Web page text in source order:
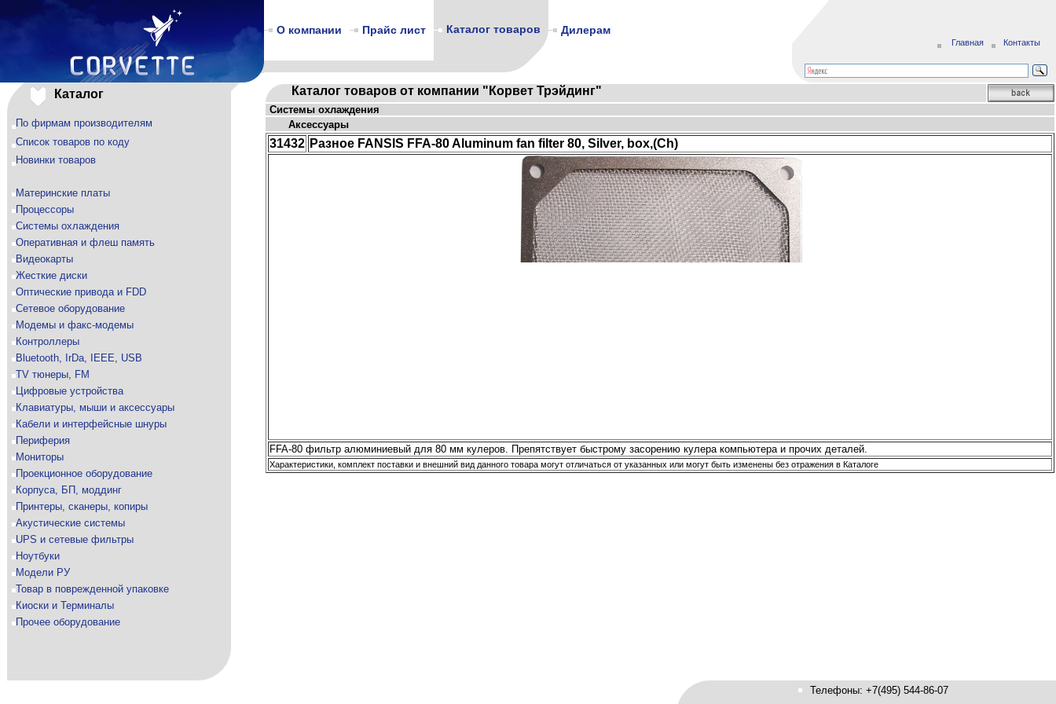
О компании Прайс лист Каталог товаров Дилерам
Главная Контакты
Каталог
По фирмам производителям
Список товаров по коду
Новинки товаров
Материнские платы
Процессоры
Системы охлаждения
Оперативная и флеш память
Видеокарты
Жесткие диски
Оптические привода и FDD
Сетевое оборудование
Модемы и факс-модемы
Контроллеры
Bluetooth, IrDa, IEEE, USB
TV тюнеры, FM
Цифровые устройства
Клавиатуры, мыши и аксессуары
Кабели и интерфейсные шнуры
Периферия
Мониторы
Проекционное оборудование
Корпуса, БП, моддинг
Принтеры, сканеры, копиры
Акустические системы
UPS и сетевые фильтры
Ноутбуки
Модели РУ
Товар в поврежденной упаковке
Киоски и Терминалы
Прочее оборудование
Каталог товаров от компании "Корвет Трэйдинг"
Системы охлаждения
Аксессуары
31432 Разное FANSIS FFA-80 Aluminum fan filter 80, Silver, box,(Ch)
FFA-80 фильтр алюминиевый для 80 мм кулеров. Препятствует быстрому засорению кулера компьютера и прочих деталей.
Характеристики, комплект поставки и внешний вид данного товара могут отличаться от указанных или могут быть изменены без отражения в Каталоге
Телефоны: +7(495) 544-86-07